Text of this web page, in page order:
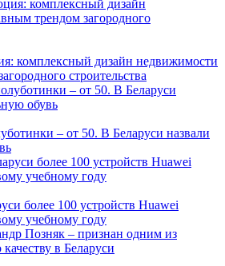
комплексный дизайн недвижимости
строительства
– от 50. В Беларуси назвали
более 100 устройств Huawei
учебному году